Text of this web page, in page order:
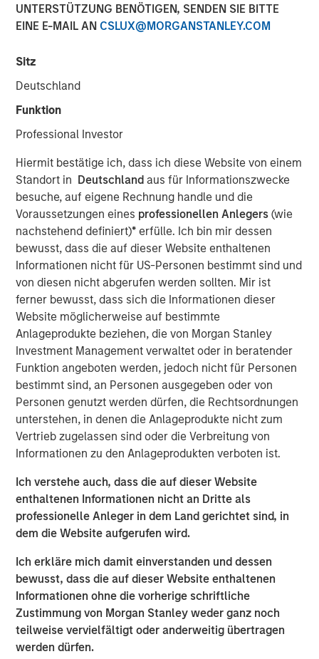
UNTERSTÜTZUNG BENÖTIGEN, SENDEN SIE BITTE
EINE E-MAIL AN CSLUX@MORGANSTANLEY.COM
Sitz
Deutschland
Funktion
Professional Investor
Hiermit bestätige ich, dass ich diese Website von einem
Standort in Deutschland aus für Informationszwecke
besuche, auf eigene Rechnung handle und die
Voraussetzungen eines professionellen Anlegers(wie
nachstehend definiert)* erfülle. Ich bin mir dessen
bewusst, dass die auf dieser Website enthaltenen
Informationen nicht für US-Personen bestimmt sind und
von diesen nicht abgerufen werden sollten. Mir ist
ferner bewusst, dass sich die Informationen dieser
Website möglicherweise auf bestimmte
Anlageprodukte beziehen, die von Morgan Stanley
Investment Management verwaltet oder in beratender
Funktion angeboten werden, jedoch nicht für Personen
bestimmt sind, an Personen ausgegeben oder von
Personen genutzt werden dürfen, die Rechtsordnungen
unterstehen, in denen die Anlageprodukte nicht zum
Vertrieb zugelassen sind oder die Verbreitung von
Informationen zu den Anlageprodukten verboten ist.
Ich verstehe auch, dass die auf dieser Website
enthaltenen Informationen nicht an Dritte als
professionelle Anleger in dem Land gerichtet sind, in
dem die Website aufgerufen wird.
Ich erkläre mich damit einverstanden und dessen
bewusst, dass die auf dieser Website enthaltenen
Informationen ohne die vorherige schriftliche
Zustimmung von Morgan Stanley weder ganz noch
teilweise vervielfältigt oder anderweitig übertragen
werden dürfen.
this past month. Volatility in yields remained remarkably
muted, and spreads continued to compress in a benign
U.S. jobs data. This calm seemed out of sync with
developments that, under normal circumstances, might
have triggered more pronounced market reactions.
Beneath the surface, however, pressures are building that
could spill into more significant moves as we head into
fall.
Our theme this month echoes T.S. Eliot’s sentiment:
summer ends not with a bang, but a whimper. Yet
perhaps a more fitting metaphor comes from naturalist
Joseph Wood Krutch, who wrote, “August creates as she
slumbers, replete and satisfied.” The seeds of potential
volatility have been sown—and while markets may
appear quiet, they are quietly preparing for what’s next.
Rates Rally on Weak Jobs Data and Dovish Signals
Developed market curves steepened in August as soft
U.S. payrolls and dovish Fed commentary fueled
expectations for rate cuts. Political instability in France
and concerns over Fed independence added long-end
high-carry currencies.
Emerging Market Debt Gains Amid Dollar Weakness and
Policy Easing
continued inflows and easing from Turkey and Mexico.
Trade tensions persisted, but a U.S.-China truce helped
stabilize sentiment. EM currencies benefited from dollar
softness and attractive real yields.
Credit Markets Mixed as Issuance Picks Up